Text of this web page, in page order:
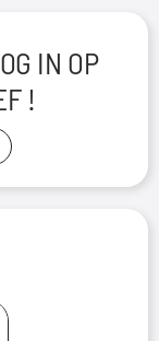
IN OP
!